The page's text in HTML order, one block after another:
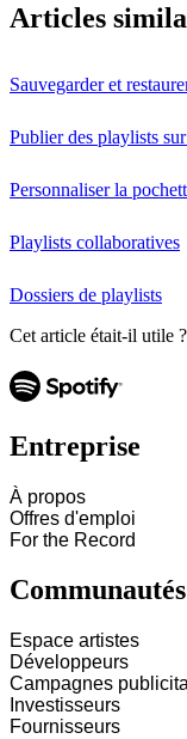
Articles
Sauvegarder et
Publier des playlists
Personnaliser la
Playlists collaboratives
Dossiers de playlists
Cet article était-il utile ?
Entreprise
À propos
Offres d'emploi
For the Record
Communautés
Espace artistes
Développeurs
Campagnes
Investisseurs
Fournisseurs